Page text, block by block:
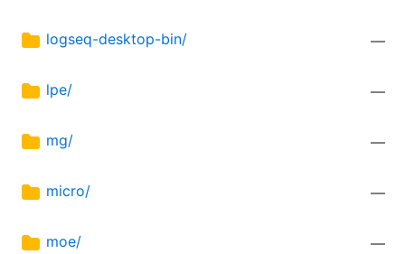
logseq-desktop-bin/ —
lpe/ —
mg/ —
micro/ —
moe/ —